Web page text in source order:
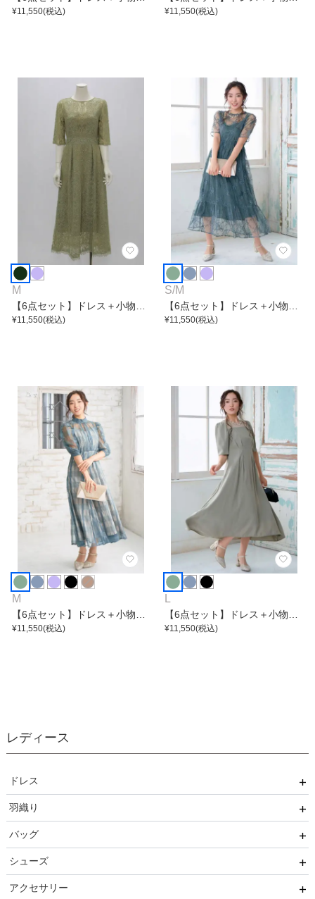
点
¥11,550(税込)
点
¥11,550(税込)
M
【6点セット】ドレス＋小物5
点
¥11,550(税込)
S/M
【6点セット】ドレス＋小物5
点
¥11,550(税込)
M
【6点セット】ドレス＋小物5
点
¥11,550(税込)
【6点セット】ドレス＋小物5
点
¥11,550(税込)
レディース
ドレス
ワンピース
パンツ
セットアップ
オールインワン
羽織り
ボレロ
ショール
ジャケット
バッグ
サブバッグ
クラッチバッグ
シューズ
ヒール
アクセサリー